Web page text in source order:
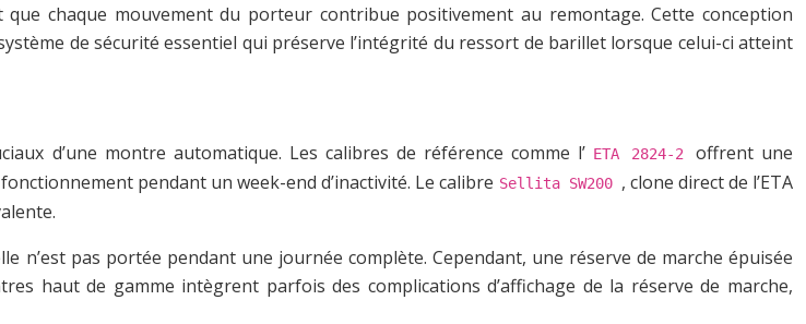
chaque mouvement du porteur contribue positivement au remontage. Cette conception
de sécurité essentiel qui préserve l’intégrité du ressort de barillet lorsque celui-ci atteint
d’une montre automatique. Les calibres de référence comme l’ ETA 2824-2 offrent une
pendant un week-end d’inactivité. Le calibre Sellita SW200 , clone direct de l’ETA
n’est pas portée pendant une journée complète. Cependant, une réserve de marche épuisée
haut de gamme intègrent parfois des complications d’affichage de la réserve de marche,